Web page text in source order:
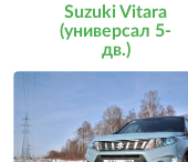
Suzuki Vitara
(универсал 5-
дв.)